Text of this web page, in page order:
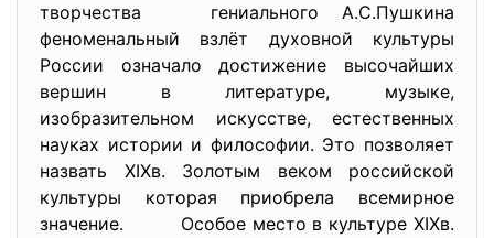
творчества гениального А.С.Пушкина
феноменальный взлёт духовной культуры
России означало достижение высочайших
вершин в литературе, музыке,
изобразительном искусстве, естественных
науках истории и философии. Это позволяет
назвать XIXв. Золотым веком российской
культуры которая приобрела всемирное
значение. Особое место в культуре XIXв.